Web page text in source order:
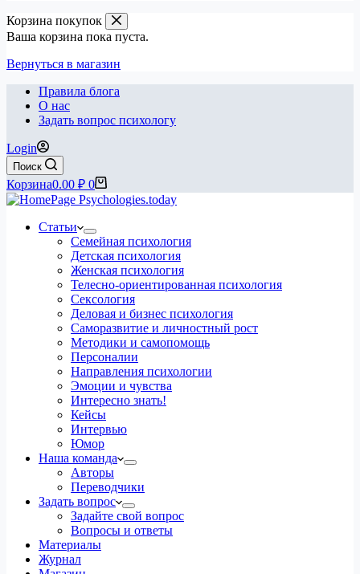
Корзина покупок
Ваша корзина пока пуста.
Вернуться в магазин
Правила блога
О нас
Задать вопрос психологу
Login
Поиск
Корзина0.00 ₽ 0
Статьи
Семейная психология
Детская психология
Женская психология
Телесно-ориентированная психология
Сексология
Деловая и бизнес психология
Саморазвитие и личностный рост
Методики и самопомощь
Персоналии
Направления психологии
Эмоции и чувства
Интересно знать!
Кейсы
Интервью
Юмор
Наша команда
Авторы
Переводчики
Задать вопрос
Задайте свой вопрос
Вопросы и ответы
Материалы
Журнал